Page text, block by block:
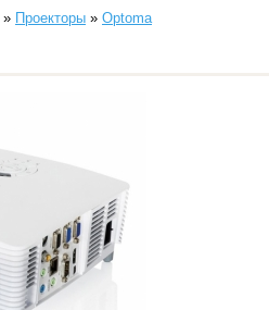
» Проекторы » Optoma